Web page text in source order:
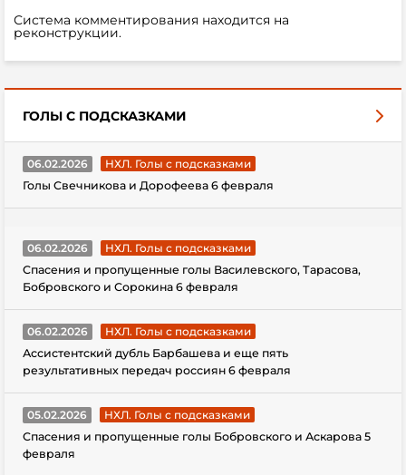
Система комментирования находится на
реконструкции.
ГОЛЫ С ПОДСКАЗКАМИ
06.02.2026
НХЛ. Голы с подсказками
Голы Свечникова и Дорофеева 6 февраля
06.02.2026
НХЛ. Голы с подсказками
Спасения и пропущенные голы Василевского, Тарасова,
Бобровского и Сорокина 6 февраля
06.02.2026
НХЛ. Голы с подсказками
Ассистентский дубль Барбашева и еще пять
результативных передач россиян 6 февраля
05.02.2026
НХЛ. Голы с подсказками
Спасения и пропущенные голы Бобровского и Аскарова 5
февраля